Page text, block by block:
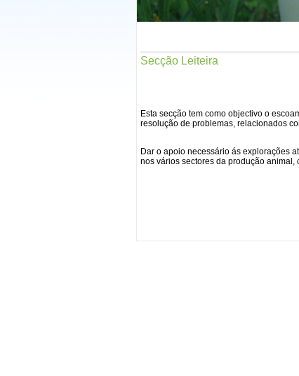
Secção Leiteira
Esta secção tem como objectivo o
resolução de problemas, relacionados
Dar o apoio necessário ás explorações
nos vários sectores da produção